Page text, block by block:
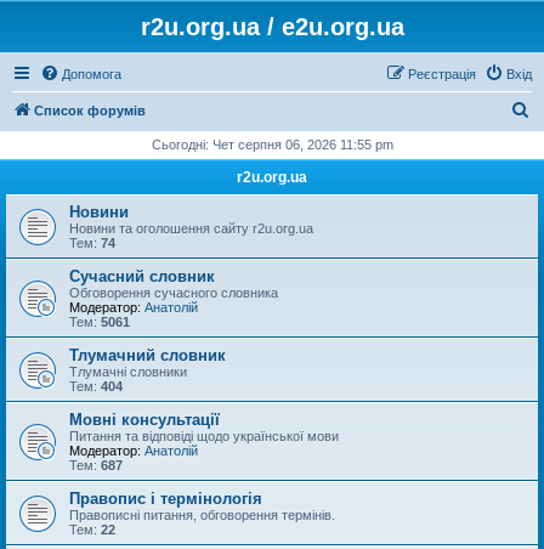
r2u.org.ua / e2u.org.ua
Допомога Вхід
Реєстрація
Список форумів
у
Сьогодні: Чет серпня 06, 2026 11:55 pm
r2u.org.ua
Новини
Новини та оголошення сайту r2u.org.ua
Тем: 74
Сучасний словник
Обговорення сучасного словника
Модератор: Анатолій
Тем: 5061
Тлумачний словник
Тлумачні словники
Тем: 404
Мовні консультації
Питання та відповіді щодо української мови
Модератор: Анатолій
Тем: 687
Правопис і термінологія
Правописні питання, обговорення термінів.
Тем: 22